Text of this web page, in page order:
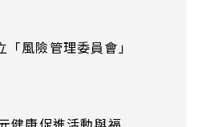
風險管理委員會」